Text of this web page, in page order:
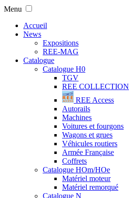
Menu
Accueil
News
Expositions
REE-MAG
Catalogue
Catalogue H0
TGV
REE COLLECTION
REE Access
Autorails
Machines
Voitures et fourgons
Wagons et grues
Véhicules routiers
Armée Française
Coffrets
Catalogue HOm/HOe
Matériel moteur
Matériel remorqué
Catalogue N